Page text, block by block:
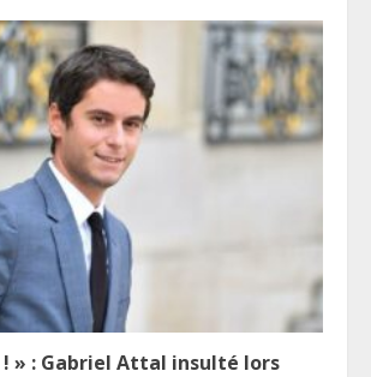
» : Gabriel Attal insulté lors